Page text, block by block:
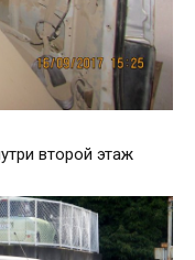
второй этаж